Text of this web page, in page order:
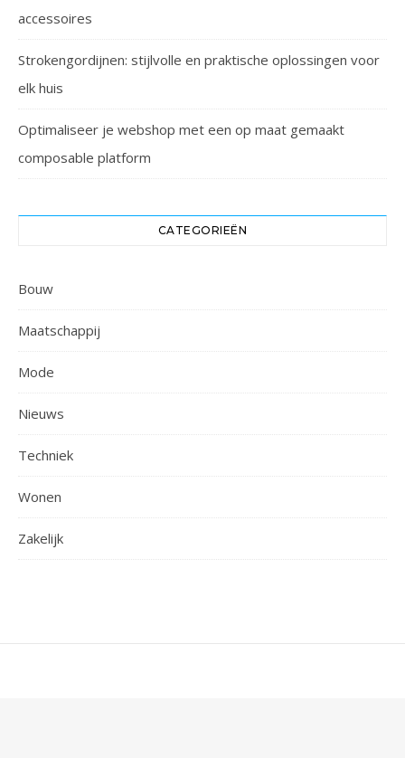
accessoires
Strokengordijnen: stijlvolle en praktische oplossingen voor
elk huis
Optimaliseer je webshop met een op maat gemaakt
composable platform
CATEGORIEËN
Bouw
Maatschappij
Mode
Nieuws
Techniek
Wonen
Zakelijk